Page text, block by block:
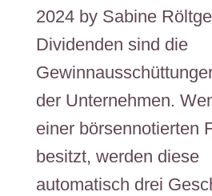
2024 by Sabine
Dividenden sind die
der Unternehmen.
einer börsennotierten
besitzt, werden diese
automatisch drei